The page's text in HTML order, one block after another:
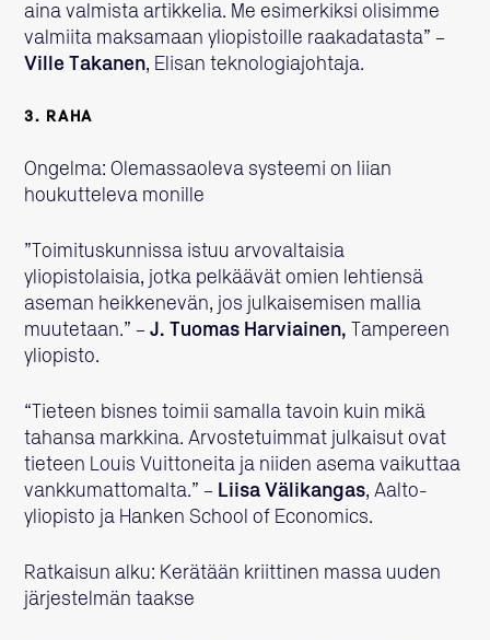
aina valmista artikkelia. Me esimerkiksi olisimme
valmiita maksamaan yliopistoille raakadatasta” –
Ville Takanen, Elisan teknologiajohtaja.
3. RAHA
Ongelma: Olemassaoleva systeemi on liian
houkutteleva monille
”Toimituskunnissa istuu arvovaltaisia
yliopistolaisia, jotka pelkäävät omien lehtiensä
aseman heikkenevän, jos julkaisemisen mallia
muutetaan.” –J. Tuomas Harviainen,
Tampereen
yliopisto.
“Tieteen bisnes toimii samalla tavoin kuin mikä
tahansa markkina. Arvostetuimmat julkaisut ovat
tieteen Louis Vuittoneita ja niiden asema vaikuttaa
vankkumattomalta.” – Liisa Välikangas, Aalto-
yliopisto ja Hanken School of Economics.
Ratkaisun alku: Kerätään kriittinen massa uuden
järjestelmän taakse